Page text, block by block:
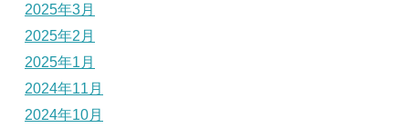
2025年3月
2025年2月
2025年1月
2024年11月
2024年10月